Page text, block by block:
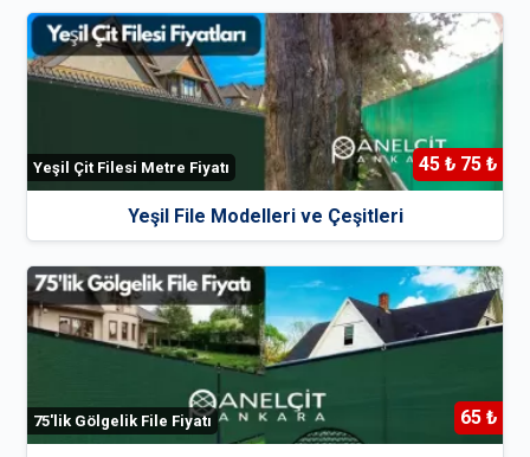
Yeşil Çit Filesi Metre Fiyatı 45 ₺ 75 ₺
Yeşil File Modelleri ve Çeşitleri
75'lik Gölgelik File Fiyatı 65 ₺